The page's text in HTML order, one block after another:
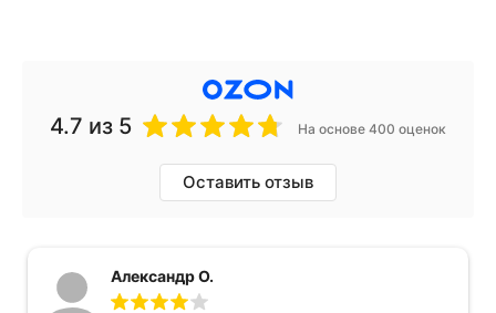
4.7 из 5 На основе 400 оценок
Оставить отзыв
Александр О.